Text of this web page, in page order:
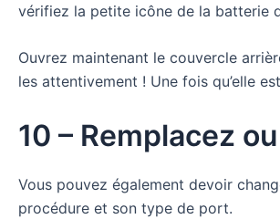
vérifiez la petite icône de la batterie
Ouvrez maintenant le couvercle
les attentivement ! Une fois qu’elle
10 – Remplacez
Vous pouvez également devoir
procédure et son type de port.